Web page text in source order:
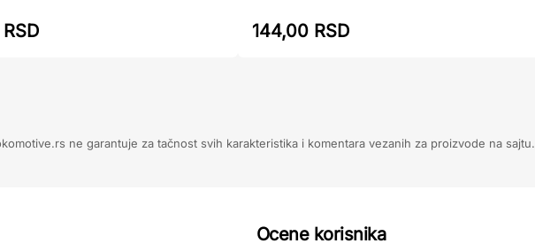
144,00 RSD
ne garantuje za tačnost svih karakteristika i komentara vezanih za proizvode na sajtu.
Ocene korisnika